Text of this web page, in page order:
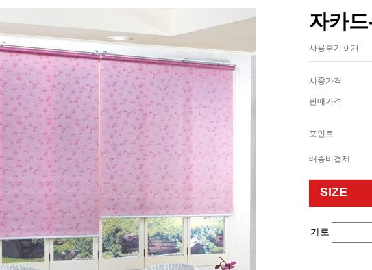
자카
사용후기 0 개
시중가격
판매가격
포인트
배송비결제
SIZE
가로